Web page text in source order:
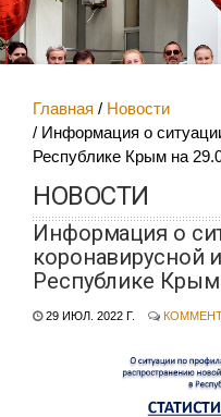
Главная
Новости
Информация о
Республике Крым на
НОВОСТИ
Информация о
коронавирусной
Республике Крым
29 ИЮЛ. 2022 Г.